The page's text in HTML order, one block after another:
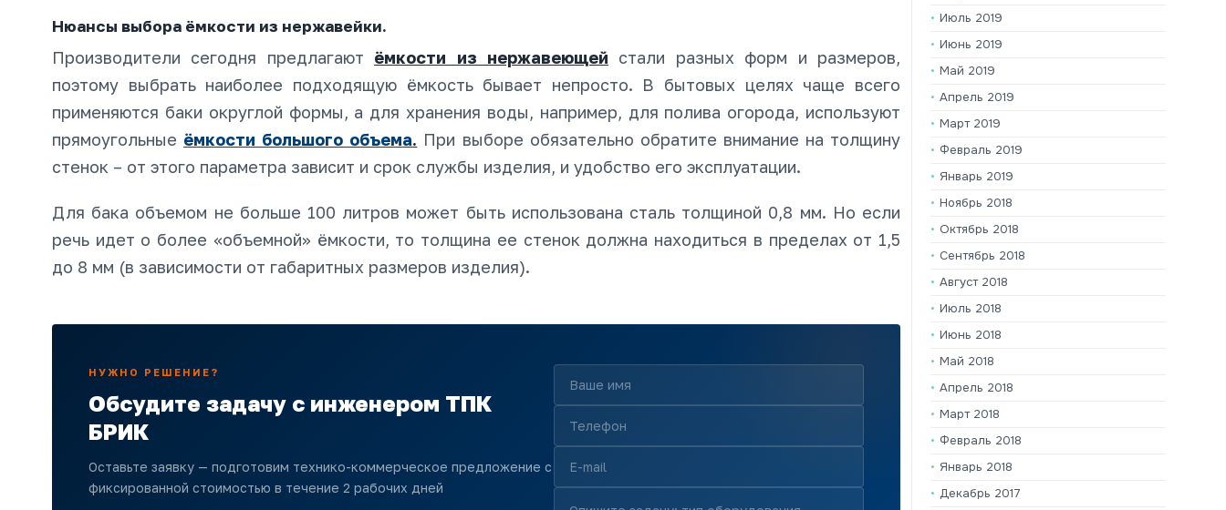
Нюансы выбора ёмкости из нержавейки.
Производители сегодня предлагают ёмкости из нержавеющей стали разных форм и размеров,
поэтому выбрать наиболее подходящую ёмкость бывает непросто. В бытовых целях чаще всего
применяются баки округлой формы, а для хранения воды, например, для полива огорода, используют
прямоугольные ёмкости большого объема. При выборе обязательно обратите внимание на толщину
стенок – от этого параметра зависит и срок службы изделия, и удобство его эксплуатации.
Для бака объемом не больше 100 литров может быть использована сталь толщиной 0,8 мм. Но если
речь идет о более «объемной» ёмкости, то толщина ее стенок должна находиться в пределах от 1,5
до 8 мм (в зависимости от габаритных размеров изделия).
НУЖНО РЕШЕНИЕ?
Обсудите задачу с инженером ТПК
БРИК
Оставьте заявку — подготовим технико-коммерческое предложение с
фиксированной стоимостью в течение 2 рабочих дней
Июль 2019
Июнь 2019
Май 2019
Апрель 2019
Март 2019
Февраль 2019
Январь 2019
Ноябрь 2018
Октябрь 2018
Сентябрь 2018
Август 2018
Июль 2018
Июнь 2018
Май 2018
Апрель 2018
Март 2018
Февраль 2018
Январь 2018
Декабрь 2017